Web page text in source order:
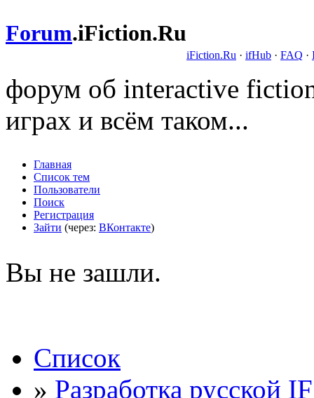
Forum.iFiction.Ru
iFiction.Ru · ifHub · FAQ ·
форум об interactive
играх и всём таком...
Главная
Список тем
Пользователи
Поиск
Регистрация
Зайти (через: ВКонтакте)
Вы не зашли.
Список
» Разработка русской